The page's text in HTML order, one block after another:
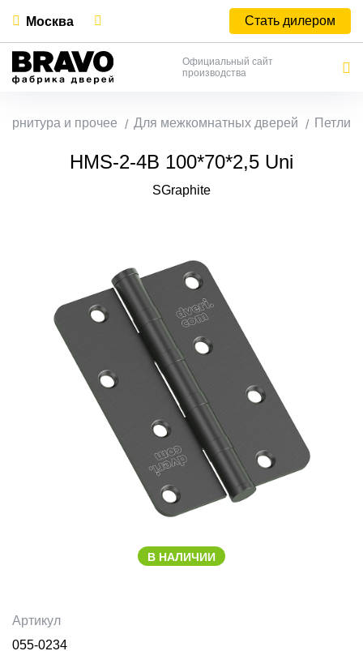
Москва Стать дилером
Официальный сайт
производства
и прочее Для межкомнатных дверей Петли
HMS-2-4B 100*70*2,5 Uni
SGraphite
В НАЛИЧИИ
Артикул
055-0234